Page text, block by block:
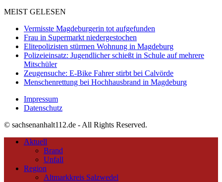
MEIST GELESEN
Vermisste Magdeburgerin tot aufgefunden
Frau in Supermarkt niedergestochen
Elitepolizisten stürmen Wohnung in Magdeburg
Polizeieinsatz: Jugendlicher schießt in Schule auf mehrere
Mitschüler
Zeugensuche: E-Bike Fahrer stirbt bei Calvörde
Menschenrettung bei Hochhausbrand in Magdeburg
Impressum
Datenschutz
© sachsenanhalt112.de - All Rights Reserved.
Aktuell
Brand
Unfall
Region
Altmarkkreis Salzwedel